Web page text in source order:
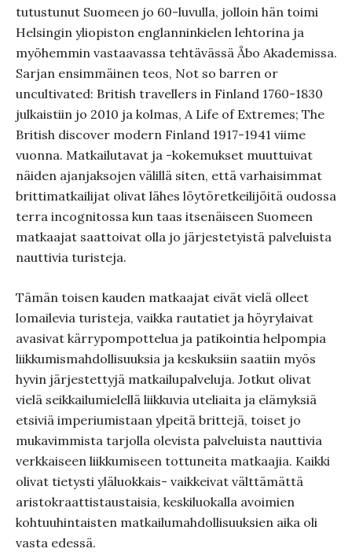
tutustunut Suomeen jo 60-luvulla, jolloin hän toimi
Helsingin yliopiston englanninkielen lehtorina ja
myöhemmin vastaavassa tehtävässä Åbo Akademissa.
Sarjan ensimmäinen teos, Not so barren or
uncultivated: British travellers in Finland 1760-1830
julkaistiin jo 2010 ja kolmas, A Life of Extremes; The
British discover modern Finland 1917-1941 viime
vuonna. Matkailutavat ja -kokemukset muuttuivat
näiden ajanjaksojen välillä siten, että varhaisimmat
brittimatkailijat olivat lähes löytöretkeilijöitä oudossa
terra incognitossa kun taas itsenäiseen Suomeen
matkaajat saattoivat olla jo järjestetyistä palveluista
nauttivia turisteja.
Tämän toisen kauden matkaajat eivät vielä olleet
lomailevia turisteja, vaikka rautatiet ja höyrylaivat
avasivat kärrypompottelua ja patikointia helpompia
liikkumismahdollisuuksia ja keskuksiin saatiin myös
hyvin järjestettyjä matkailupalveluja. Jotkut olivat
vielä seikkailumielellä liikkuvia uteliaita ja elämyksiä
etsiviä imperiumistaan ylpeitä brittejä, toiset jo
mukavimmista tarjolla olevista palveluista nauttivia
verkkaiseen liikkumiseen tottuneita matkaajia. Kaikki
olivat tietysti yläluokkais- vaikkeivat välttämättä
aristokraattistaustaisia, keskiluokalla avoimien
kohtuuhintaisten matkailumahdollisuuksien aika oli
vasta edessä.